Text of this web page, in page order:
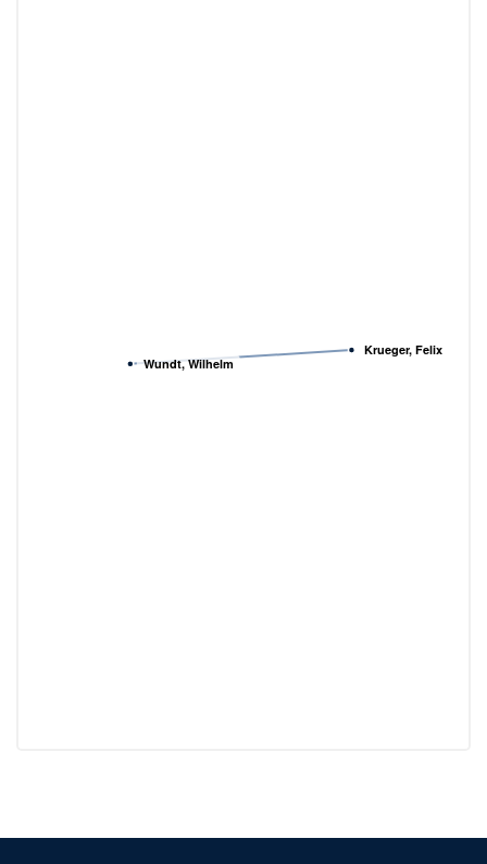
Wundt, Wilhelm
Krueger, Felix